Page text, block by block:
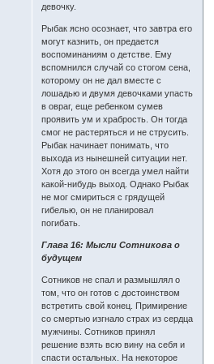
девочку.
Рыбак ясно осознает, что завтра его
могут казнить, он предается
воспоминаниям о детстве. Ему
вспомнился случай со стогом сена,
которому он не дал вместе с
лошадью и двумя девочками упасть
в овраг, еще ребенком сумев
проявить ум и храбрость. Он тогда
смог не растеряться и не струсить.
Рыбак начинает понимать, что
выхода из нынешней ситуации нет.
Хотя до этого он всегда умел найти
какой-нибудь выход. Однако Рыбак
не мог смириться с грядущей
гибелью, он не планировал
погибать.
Глава 16: Мысли Сотникова о
будущем
Сотников не спал и размышлял о
том, что он готов с достоинством
встретить свой конец. Примирение
со смертью изгнало страх из сердца
мужчины. Сотников принял
решение взять всю вину на себя и
спасти остальных. На некоторое